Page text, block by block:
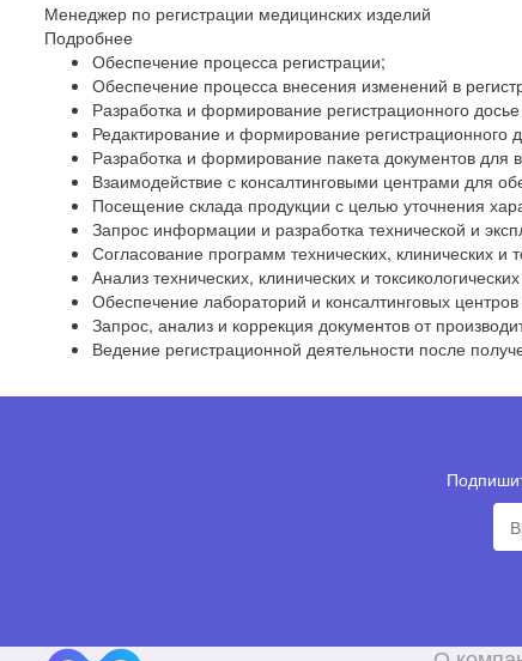
Менеджер по регистрации медицинских изделий
Подробнее
Обеспечение процесса регистрации;
Обеспечение процесса внесения изменений в
Разработка и формирование регистрационного
Редактирование и формирование регистрационного
Разработка и формирование пакета документов для
Взаимодействие с консалтинговыми центрами для
Посещение склада продукции с целью уточнения
Запрос информации и разработка технической и
Согласование программ технических, клинических и
Анализ технических, клинических и
Обеспечение лабораторий и консалтинговых
Запрос, анализ и коррекция документов от
Ведение регистрационной деятельности после